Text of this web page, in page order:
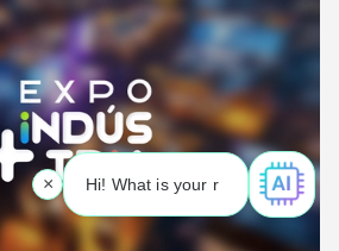
Hi! What is your request? 👀